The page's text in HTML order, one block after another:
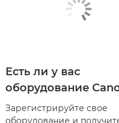
Есть ли у вас
оборудование
Зарегистрируйте свое
оборудование и